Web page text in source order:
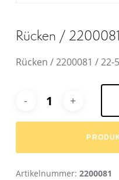
Rücken /
Rücken / 2200081 / 22-
Artikelnummer: 2200081